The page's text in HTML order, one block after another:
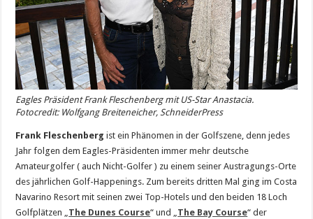
Eagles Präsident Frank Fleschenberg mit US-Star Anastacia.
Fotocredit: Wolfgang Breiteneicher, SchneiderPress
Frank Fleschenbergist ein Phänomen in der Golfszene, denn jedes
Jahr folgen dem Eagles-Präsidenten immer mehr deutsche
Amateurgolfer ( auch Nicht-Golfer ) zu einem seiner Austragungs-Orte
des jährlichen Golf-Happenings. Zum bereits dritten Mal ging im Costa
Navarino Resort mit seinen zwei Top-Hotels und den beiden 18 Loch
Golfplätzen „The Dunes Course“ und „The Bay Course“ der